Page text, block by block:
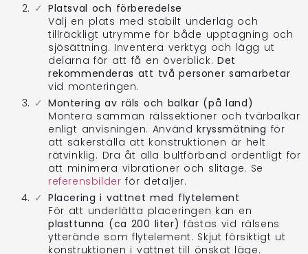
Platsval och förberedelse
Välj en plats med stabilt underlag och
tillräckligt utrymme för både upptagning och
sjösättning. Inventera verktyg och lägg ut
delarna för att få en överblick.Det
rekommenderas att två personer samarbetar
vid monteringen.
Montering av räls och balkar (på land)
Montera samman rälssektioner och tvärbalkar
enligt anvisningen. Användkryssmätning för
att säkerställa att konstruktionen är helt
rätvinklig. Dra åt alla bultförband ordentligt för
att minimera vibrationer och slitage. Se
referensbilder för detaljer.
Placering i vattnet med flytelement
För att underlätta placeringen kan en
plasttunna (ca 200 liter) fästas vid rälsens
ytterände som flytelement. Skjut försiktigt ut
konstruktionen i vattnet till önskat läge.